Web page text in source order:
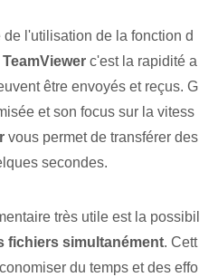
l'utilisation de la fonction d
TeamViewer c'est la rapidité a
être envoyés et reçus. G
et​ son focus sur⁢ la vitess
vous permet de transférer des
secondes.
très utile est la possibil
fichiers simultanément. Cett
du temps et des effo